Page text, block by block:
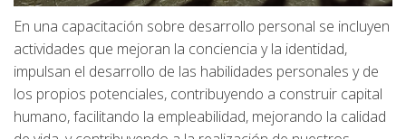
En una capacitación sobre desarrollo personal se incluyen
actividades que mejoran la conciencia y la identidad,
impulsan el desarrollo de las habilidades personales y de
los propios potenciales, contribuyendo a construir capital
humano, facilitando la empleabilidad, mejorando la calidad